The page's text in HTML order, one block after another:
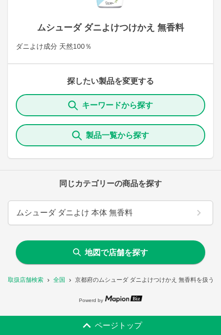
取扱店舗検索 全国 京都府のムシューダ ダニよけつけかえ 無香料を扱う
ムシューダ ダニよけつけかえ 無香料
ダニよけ成分 天然100％
探したい製品を変更する
キーワードから探す
製品一覧から探す
同じカテゴリーの商品を探す
ムシューダ ダニよけ 本体 無香料
地図で店舗を探す
Powerd by
ページトップ